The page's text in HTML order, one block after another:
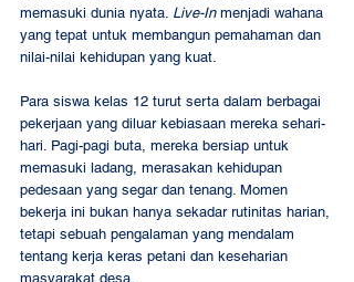
memasuki dunia nyata. Live-In menjadi wahana
yang tepat untuk membangun pemahaman dan
nilai-nilai kehidupan yang kuat.
Para siswa kelas 12 turut serta dalam berbagai
pekerjaan yang diluar kebiasaan mereka sehari-
hari. Pagi-pagi buta, mereka bersiap untuk
memasuki ladang, merasakan kehidupan
pedesaan yang segar dan tenang. Momen
bekerja ini bukan hanya sekadar rutinitas harian,
tetapi sebuah pengalaman yang mendalam
tentang kerja keras petani dan keseharian
masyarakat desa.